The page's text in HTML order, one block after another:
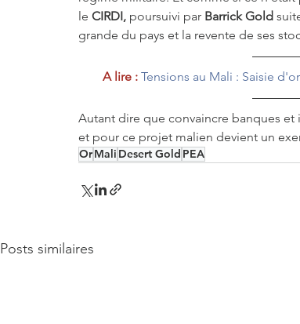
le CIRDI, poursuivi par Barrick Gold
grande du pays et la revente de ses
A lire : Tensions au Mali : Saisie
Autant dire que convaincre banques et
et pour ce projet malien devient un
OrMali Desert Gold PEA
Posts similaires